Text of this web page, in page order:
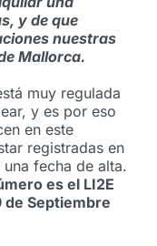
y de que
nuestras
Mallorca.
muy regulada
y es por eso
en este
registradas en
fecha de alta.
es el LI2E
de Septiembre